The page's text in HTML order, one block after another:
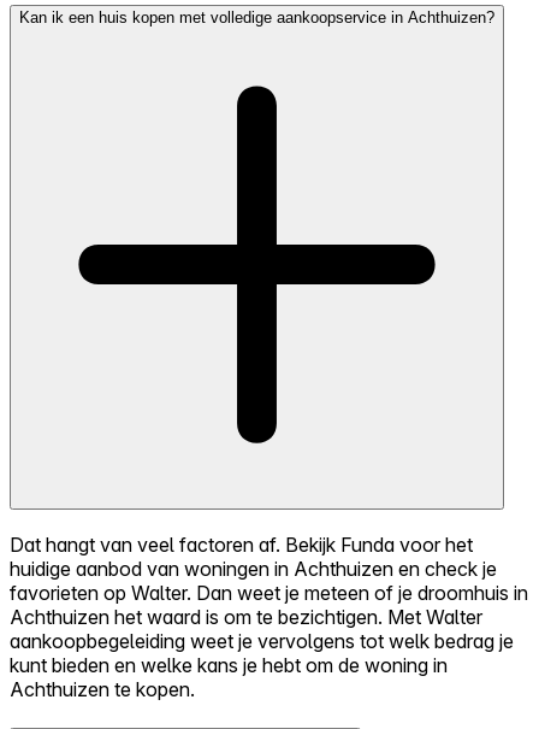
Kan ik een huis kopen met volledige aankoopservice in Achthuizen?
Dat hangt van veel factoren af. Bekijk Funda voor het
huidige aanbod van woningen in Achthuizen en check je
favorieten op Walter. Dan weet je meteen of je droomhuis in
Achthuizen het waard is om te bezichtigen. Met Walter
aankoopbegeleiding weet je vervolgens tot welk bedrag je
kunt bieden en welke kans je hebt om de woning in
Achthuizen te kopen.